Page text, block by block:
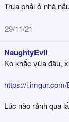
Trưa phải ở nhà
29/11/21
NaughtyEvil
Ko khắc vừa đâu,
https://
Lúc nào rảnh qua